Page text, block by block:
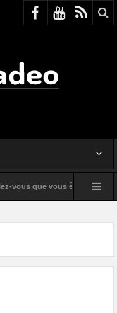
que vous êtes super !